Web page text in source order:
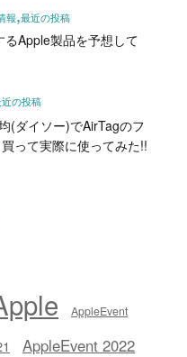
報 最近の投稿
Apple製品を予想して
の投稿
(ダイソー)でAirTagのフ
って実際に使ってみた!!
AppleEvent
AppleEvent 2022